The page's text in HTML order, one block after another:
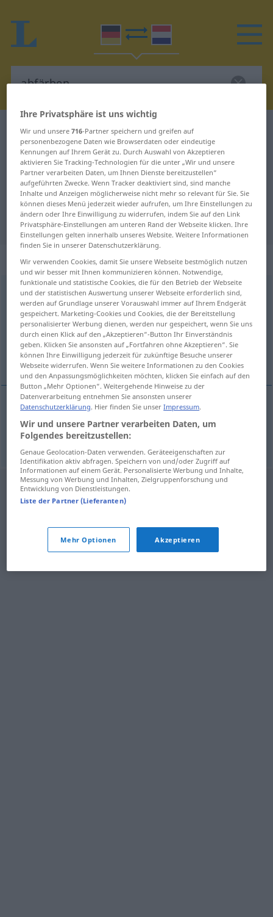
Deutsch-Niederländisch Wörterbuch
Deutsch-Niederländisch
Übersetzung für "abfärben"
"abfärben" Niederländisch
Übersetzung
„abfärben“
abfärben
Übersicht aller Übersetzungen
(Für mehr Details die Übersetzung anklicken/antippen)
afgeven
afgeven abfärben
Ihre Privatsphäre ist uns wichtig
Wir und unsere716-Partner speichern und greifen auf
personenbezogene Daten wie Browserdaten oder eindeutige
Kennungen auf Ihrem Gerät zu. Durch Auswahl von Akzeptieren
aktivieren Sie Tracking-Technologien für die unter „Wir und unsere
Partner verarbeiten Daten, um Ihnen Dienste bereitzustellen“
aufgeführten Zwecke. Wenn Tracker deaktiviert sind, sind manche
Inhalte und Anzeigen möglicherweise nicht mehr so relevant für Sie. Sie
können dieses Menü jederzeit wieder aufrufen, um Ihre Einstellungen zu
ändern oder Ihre Einwilligung zu widerrufen, indem Sie auf den Link
Privatsphäre-Einstellungen am unteren Rand der Webseite klicken. Ihre
Einstellungen gelten innerhalb unseres Website. Weitere Informationen
finden Sie in unserer Datenschutzerklärung.
Wir verwenden Cookies, damit Sie unsere Webseite bestmöglich nutzen
und wir besser mit Ihnen kommunizieren können. Notwendige,
funktionale und statistische Cookies, die für den Betrieb der Webseite
und der statistischen Auswertung unserer Webseite erforderlich sind,
werden auf Grundlage unserer Vorauswahl immer auf Ihrem Endgerät
gespeichert. Marketing-Cookies und Cookies, die der Bereitstellung
personalisierter Werbung dienen, werden nur gespeichert, wenn Sie uns
durch einen Klick auf den „Akzeptieren“-Button Ihr Einverständnis
geben. Klicken Sie ansonsten auf „Fortfahren ohne Akzeptieren“. Sie
können Ihre Einwilligung jederzeit für zukünftige Besuche unserer
Webseite widerrufen. Wenn Sie weitere Informationen zu den Cookies
und den Anpassungsmöglichkeiten möchten, klicken Sie einfach auf den
Button „Mehr Optionen“. Weitergehende Hinweise zu der
Datenverarbeitung entnehmen Sie ansonsten unserer
Datenschutzerklärung. Hier finden Sie unserImpressum.
Wir und unsere Partner verarbeiten Daten, um
Folgendes bereitzustellen:
Genaue Geolocation-Daten verwenden. Geräteeigenschaften zur
Identifikation aktiv abfragen. Speichern von und/oder Zugriff auf
Informationen auf einem Gerät. Personalisierte Werbung und Inhalte,
Messung von Werbung und Inhalten, Zielgruppenforschung und
Entwicklung von Dienstleistungen.
Liste der Partner (Lieferanten)
Mehr Optionen Akzeptieren